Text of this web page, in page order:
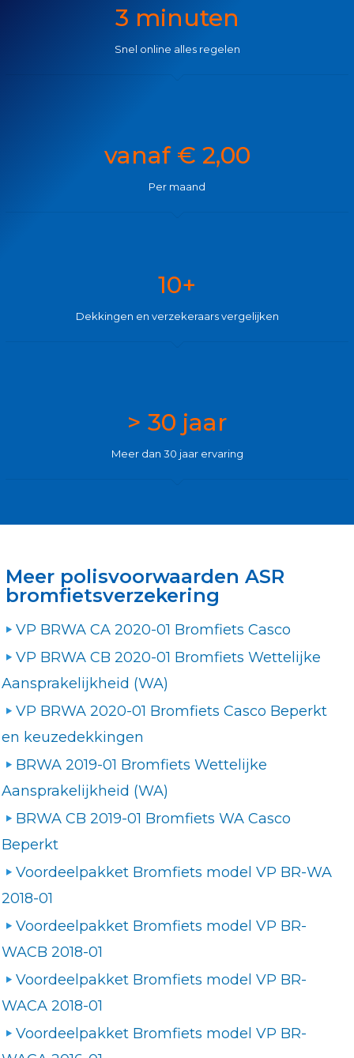
3 minuten
Snel online alles regelen
vanaf € 2,00
Per maand
10+
Dekkingen en verzekeraars vergelijken
> 30 jaar
Meer dan 30 jaar ervaring
Meer polisvoorwaarden ASR
bromfietsverzekering
VP BRWA CA 2020-01 Bromfiets Casco
VP BRWA CB 2020-01 Bromfiets Wettelijke
Aansprakelijkheid (WA)
VP BRWA 2020-01 Bromfiets Casco Beperkt
en keuzedekkingen
BRWA 2019-01 Bromfiets Wettelijke
Aansprakelijkheid (WA)
BRWA CB 2019-01 Bromfiets WA Casco
Beperkt
Voordeelpakket Bromfiets model VP BR-WA
2018-01
Voordeelpakket Bromfiets model VP BR-
WACB 2018-01
Voordeelpakket Bromfiets model VP BR-
WACA 2018-01
Voordeelpakket Bromfiets model VP BR-